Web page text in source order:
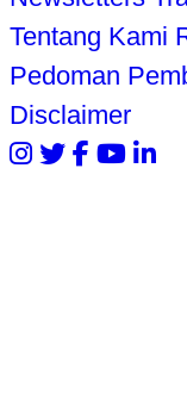
Tentang Kami
Pedoman
Disclaimer